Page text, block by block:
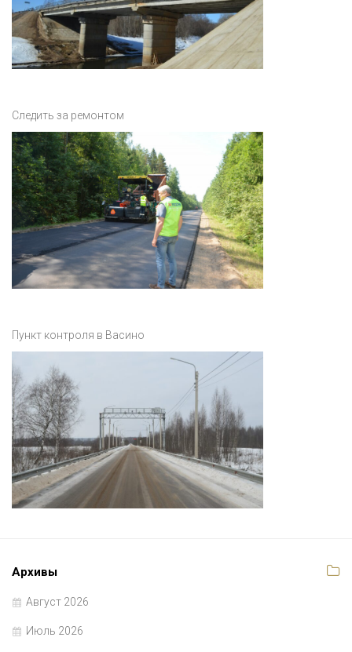
Следить за ремонтом
Пункт контроля в Васино
Архивы
Август 2026
Июль 2026